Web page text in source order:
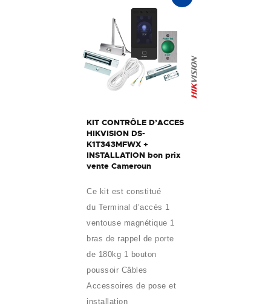
KIT CONTRÔLE D’ACCES
HIKVISION DS-
K1T343MFWX +
INSTALLATION bon prix
vente Cameroun
Ce kit est constitué
du Terminal d’accès 1
ventouse magnétique 1
bras de rappel de porte
de 180kg 1 bouton
poussoir Câbles
Accessoires de pose et
installation